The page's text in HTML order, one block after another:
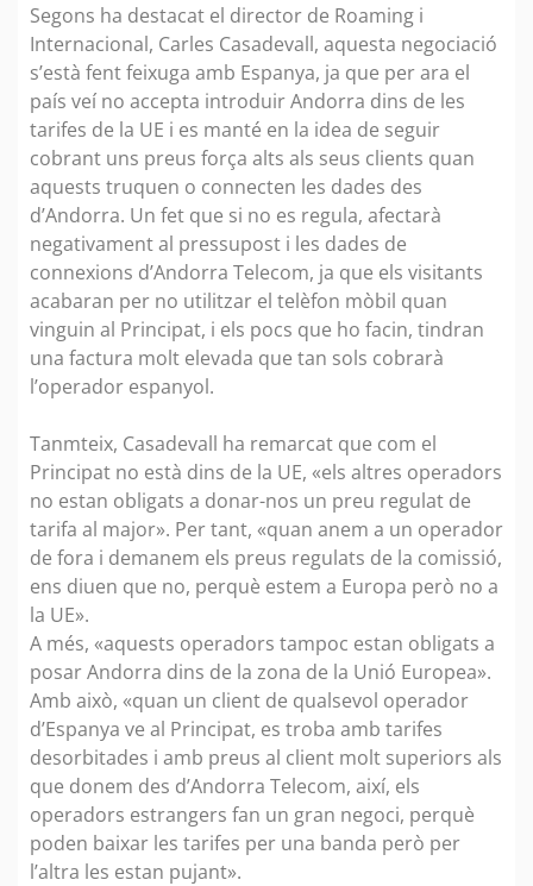
Segons ha destacat el director de Roaming i
Internacional, Carles Casadevall, aquesta negociació
s’està fent feixuga amb Espanya, ja que per ara el
país veí no accepta introduir Andorra dins de les
tarifes de la UE i es manté en la idea de seguir
cobrant uns preus força alts als seus clients quan
aquests truquen o connecten les dades des
d’Andorra. Un fet que si no es regula, afectarà
negativament al pressupost i les dades de
connexions d’Andorra Telecom, ja que els visitants
acabaran per no utilitzar el telèfon mòbil quan
vinguin al Principat, i els pocs que ho facin, tindran
una factura molt elevada que tan sols cobrarà
l’operador espanyol.
Tanmteix, Casadevall ha remarcat que com el
Principat no està dins de la UE, «els altres operadors
no estan obligats a donar-nos un preu regulat de
tarifa al major». Per tant, «quan anem a un operador
de fora i demanem els preus regulats de la comissió,
ens diuen que no, perquè estem a Europa però no a
la UE».
A més, «aquests operadors tampoc estan obligats a
posar Andorra dins de la zona de la Unió Europea».
Amb això, «quan un client de qualsevol operador
d’Espanya ve al Principat, es troba amb tarifes
desorbitades i amb preus al client molt superiors als
que donem des d’Andorra Telecom, així, els
operadors estrangers fan un gran negoci, perquè
poden baixar les tarifes per una banda però per
l’altra les estan pujant».